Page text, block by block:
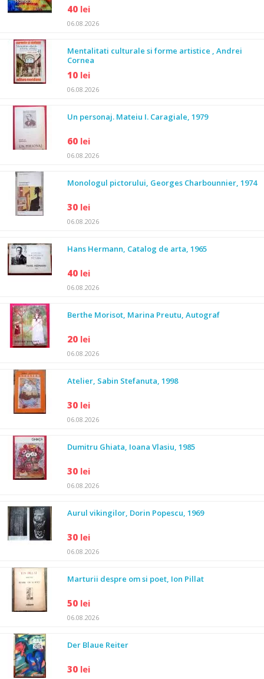
40 lei
06.08.2026
Mentalitati culturale si forme artistice , Andrei
Cornea
10 lei
06.08.2026
Un personaj. Mateiu I. Caragiale, 1979
60 lei
06.08.2026
Monologul pictorului, Georges Charbounnier, 1974
30 lei
06.08.2026
Hans Hermann, Catalog de arta, 1965
40 lei
06.08.2026
Berthe Morisot, Marina Preutu, Autograf
20 lei
06.08.2026
Atelier, Sabin Stefanuta, 1998
30 lei
06.08.2026
Dumitru Ghiata, Ioana Vlasiu, 1985
30 lei
06.08.2026
Aurul vikingilor, Dorin Popescu, 1969
30 lei
06.08.2026
Marturii despre om si poet, Ion Pillat
50 lei
06.08.2026
Der Blaue Reiter
30 lei